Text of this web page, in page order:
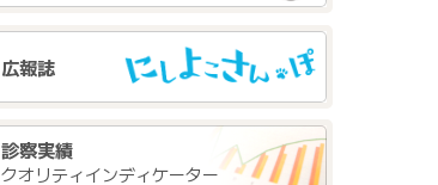
広報誌
診察実績
クオリティインディケーター